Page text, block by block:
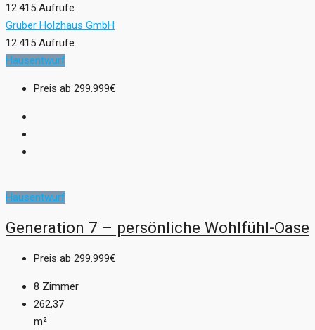
12.415 Aufrufe
Gruber Holzhaus GmbH
12.415 Aufrufe
Hausentwurf
Preis ab 299.999€
Hausentwurf
Generation 7 – persönliche Wohlfühl-Oase
Preis ab 299.999€
8 Zimmer
262,37
m²